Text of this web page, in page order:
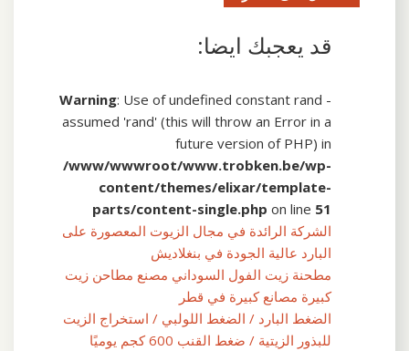
قد يعجبك ايضا:
Warning: Use of undefined constant rand -
assumed 'rand' (this will throw an Error in a
future version of PHP) in
/www/wwwroot/www.trobken.be/wp-
content/themes/elixar/template-
parts/content-single.php on line 51
الشركة الرائدة في مجال الزيوت المعصورة على
البارد عالية الجودة في بنغلاديش
مطحنة زيت الفول السوداني مصنع مطاحن زيت
كبيرة مصانع كبيرة في قطر
الضغط البارد / الضغط اللولبي / استخراج الزيت
للبذور الزيتية / ضغط القنب 600 كجم يوميًا